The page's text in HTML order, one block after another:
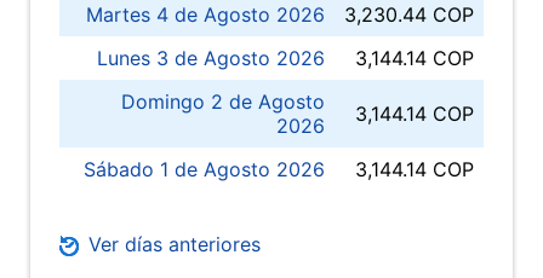
Martes 4 de Agosto 2026
3,230.44 COP
Lunes 3 de Agosto 2026
3,144.14 COP
Domingo 2 de Agosto
2026
3,144.14 COP
Sábado 1 de Agosto 2026 3,144.14 COP
Ver días anteriores